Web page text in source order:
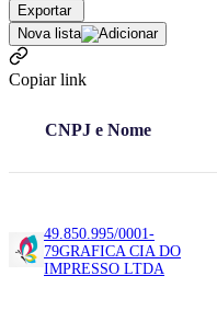
Exportar
Nova lista
Copiar link
CNPJ e Nome
49.850.995/0001-
79GRAFICA CIA DO
IMPRESSO LTDA